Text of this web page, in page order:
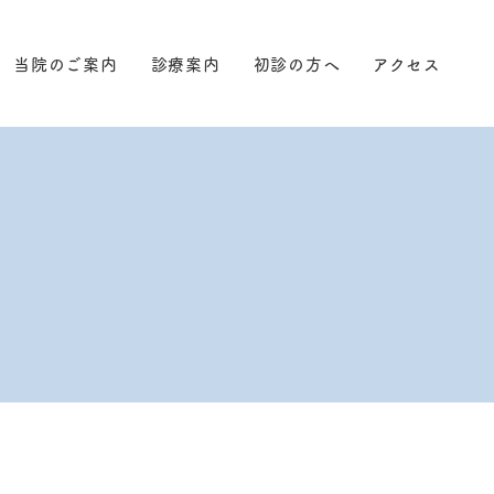
当院のご案内 診療案内 初診の方へ アクセス